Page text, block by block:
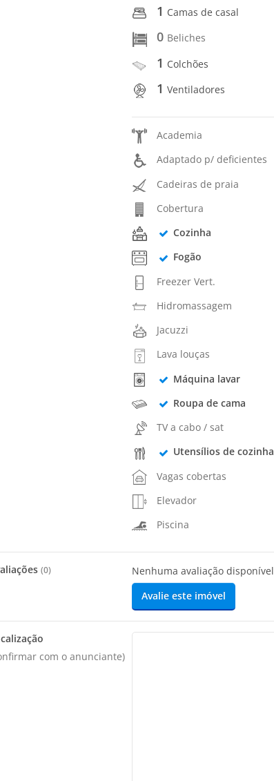
1 Camas de casal
0 Beliches
1 Colchões
1Ventiladores
Academia
Adaptado p/ deficientes
Cadeiras de praia
Cobertura
Cozinha
Fogão
Freezer Vert.
Hidromassagem
Jacuzzi
Lava louças
Máquina lavar
Roupa de cama
TV a cabo / sat
Utensílios de cozinha
Vagas cobertas
Elevador
Piscina
(0)
Nenhuma avaliação disponível
Avalie este imóvel
com o anunciante)